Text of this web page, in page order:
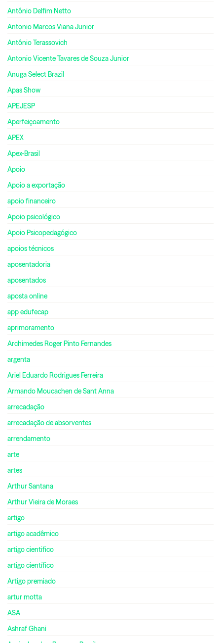
Antônio Delfim Netto
Antonio Marcos Viana Junior
Antônio Terassovich
Antonio Vicente Tavares de Souza Junior
Anuga Select Brazil
Apas Show
APEJESP
Aperfeiçoamento
APEX
Apex-Brasil
Apoio
Apoio a exportação
apoio financeiro
Apoio psicológico
Apoio Psicopedagógico
apoios técnicos
aposentadoria
aposentados
aposta online
app edufecap
aprimoramento
Archimedes Roger Pinto Fernandes
argenta
Ariel Eduardo Rodrigues Ferreira
Armando Moucachen de Sant Anna
arrecadação
arrecadação de absorventes
arrendamento
arte
artes
Arthur Santana
Arthur Vieira de Moraes
artigo
artigo acadêmico
artigo cientifico
artigo científico
Artigo premiado
artur motta
ASA
Ashraf Ghani